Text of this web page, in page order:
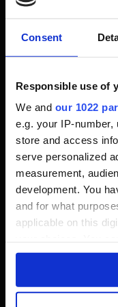
Consent
Responsible use of
We and our 1022
e.g. your IP-
store and access
serve personalized
measurement,
development. You
and for what
applicable on this
any time from the
If you allow, we
Grundstruktur alles
Das Gunplay fühlt
Far Cry auch
an Waffen und
Yara zu befreien.
perfektioniert. Und
einfach wohl, weil
Teilen kennt.